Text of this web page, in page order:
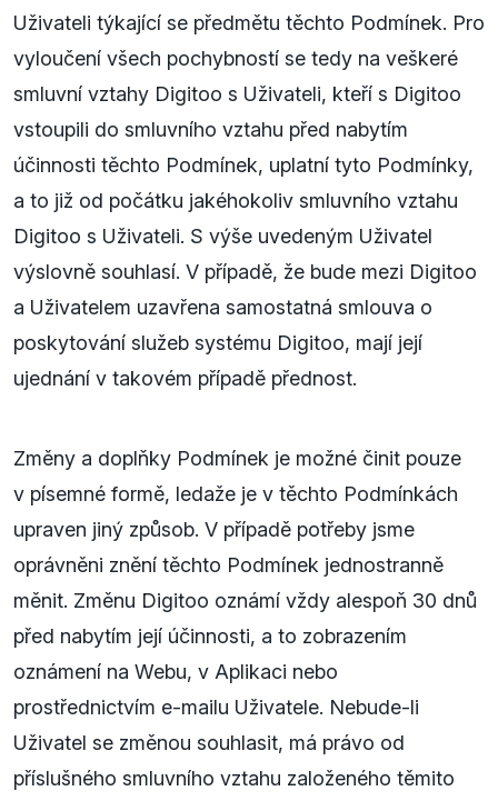
Uživateli týkající se předmětu těchto Podmínek. Pro
vyloučení všech pochybností se tedy na veškeré
smluvní vztahy Digitoo s Uživateli, kteří s Digitoo
vstoupili do smluvního vztahu před nabytím
účinnosti těchto Podmínek, uplatní tyto Podmínky,
a to již od počátku jakéhokoliv smluvního vztahu
Digitoo s Uživateli. S výše uvedeným Uživatel
výslovně souhlasí. V případě, že bude mezi Digitoo
a Uživatelem uzavřena samostatná smlouva o
poskytování služeb systému Digitoo, mají její
ujednání v takovém případě přednost.
Změny a doplňky Podmínek je možné činit pouze
v písemné formě, ledaže je v těchto Podmínkách
upraven jiný způsob. V případě potřeby jsme
oprávněni znění těchto Podmínek jednostranně
měnit. Změnu Digitoo oznámí vždy alespoň 30 dnů
před nabytím její účinnosti, a to zobrazením
oznámení na Webu, v Aplikaci nebo
prostřednictvím e-mailu Uživatele. Nebude-li
Uživatel se změnou souhlasit, má právo od
příslušného smluvního vztahu založeného těmito